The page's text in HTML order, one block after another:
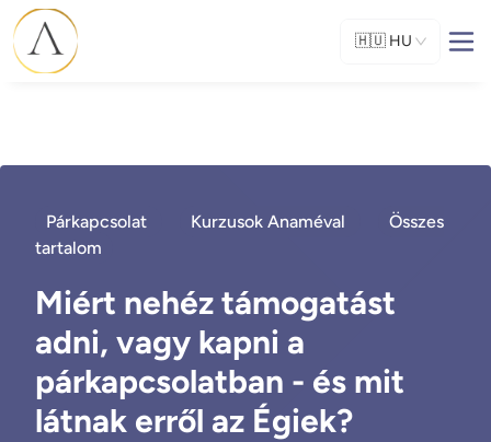
🇭🇺 HU
Párkapcsolat Kurzusok Anaméval
Összes
tartalom
Miért nehéz támogatást
adni, vagy kapni a
párkapcsolatban - és mit
látnak erről az Égiek?